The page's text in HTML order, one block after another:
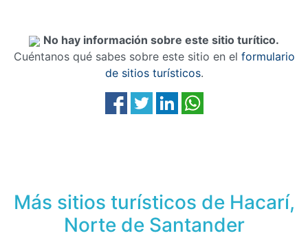
No hay información sobre este sitio turítico.
Cuéntanos qué sabes sobre este sitio en el formulario
de sitios turísticos.
Más sitios turísticos de Hacarí,
Norte de Santander